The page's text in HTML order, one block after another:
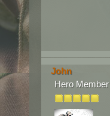
John
Hero Member